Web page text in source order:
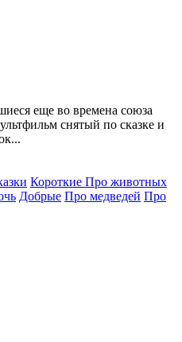
еще во времена союза
снятый по сказке и
Короткие Про животных
Добрые Про медведей Про